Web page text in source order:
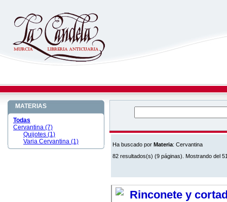
MATERIAS
Todas
Cervantina (7)
Quijotes (1)
Varia Cervantina (1)
Ha buscado por Materia: Cervantina
82 resultados(s) (9 páginas). Mostrando del
Rinconete y